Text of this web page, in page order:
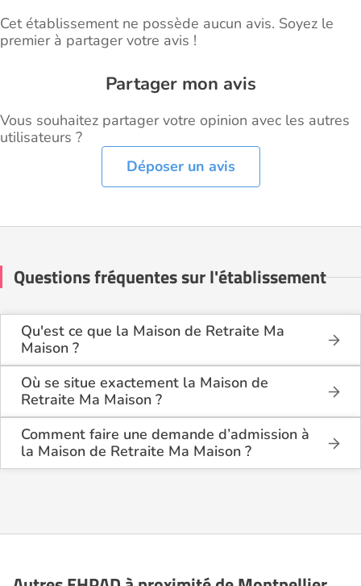
Cet établissement ne possède aucun avis. Soyez le
premier à partager votre avis !
Partager mon avis
Vous souhaitez partager votre opinion avec les autres
utilisateurs ?
Déposer un avis
Questions fréquentes sur l'établissement
Qu'est ce que la Maison de Retraite Ma
Maison ?
La Maison de Retraite Ma Maison est une maison de
retraite médicalisée de type hébergement
permanent , située à Montpellier (34000).
Où se situe exactement la Maison de
Retraite Ma Maison ?
La Maison de Retraite Ma Maison est située 15 Rue
Ferdinand Fabre à Montpellier (34000), dans
l'Hérault (34).
Comment faire une demande d’admission à
la Maison de Retraite Ma Maison ?
La demande s’effectue directement via le formulaire
les coûts et les démarches administratives